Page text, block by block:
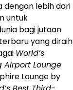
dengan lebih dari
untuk
bagi jutaan
yang diraih
World’s
Airport Lounge
Lounge by